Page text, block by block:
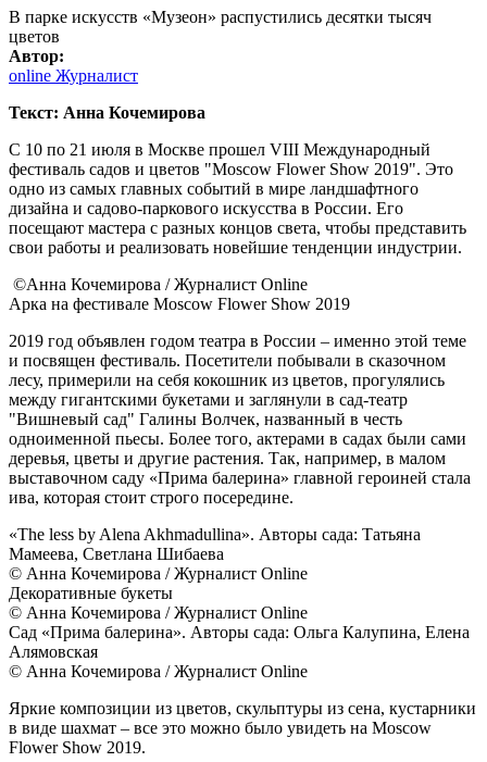
В парке искусств «Музеон» распустились десятки тысяч
цветов
Автор:
online Журналист
Текст: Анна Кочемирова
С 10 по 21 июля в Москве прошел VIII Международный
фестиваль садов и цветов "Moscow Flower Show 2019". Это
одно из самых главных событий в мире ландшафтного
дизайна и садово-паркового искусства в России. Его
посещают мастера с разных концов света, чтобы представить
свои работы и реализовать новейшие тенденции индустрии.
©Анна Кочемирова / Журналист Online
Арка на фестивале Moscow Flower Show 2019
2019 год объявлен годом театра в России – именно этой теме
и посвящен фестиваль. Посетители побывали в сказочном
лесу, примерили на себя кокошник из цветов, прогулялись
между гигантскими букетами и заглянули в сад-театр
"Вишневый сад" Галины Волчек, названный в честь
одноименной пьесы. Более того, актерами в садах были сами
деревья, цветы и другие растения. Так, например, в малом
выставочном саду «Прима балерина» главной героиней стала
ива, которая стоит строго посередине.
«The less by Alena Akhmadullina». Авторы сада: Татьяна
Мамеева, Светлана Шибаева
© Анна Кочемирова / Журналист Online
Декоративные букеты
© Анна Кочемирова / Журналист Online
Сад «Прима балерина». Авторы сада: Ольга Калупина, Елена
Алямовская
© Анна Кочемирова / Журналист Online
Яркие композиции из цветов, скульптуры из сена, кустарники
в виде шахмат – все это можно было увидеть на Moscow
Flower Show 2019.